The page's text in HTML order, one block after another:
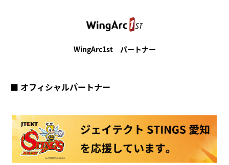
WingArc1st パートナー
■ オフィシャルパートナー